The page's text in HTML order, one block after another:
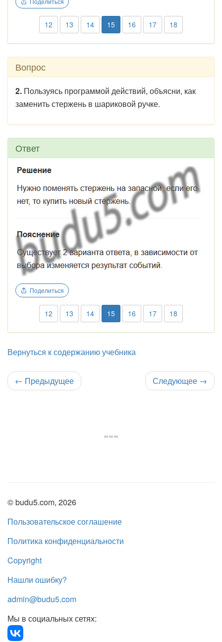
12 13 14 15 16 17 18
Вопрос
2. Пользуясь программой действий, объясни, как
заменить стержень в шариковой ручке.
Ответ
Поделиться
12 13 14 15 16 17 18
Вернуться к содержанию учебника
← Предыдущее Следующее →
© budu5.com, 2026
Пользовательское соглашение
Политика конфиденциальности
Copyright
Нашли ошибку?
admin@budu5.com
Мы в социальных сетях: